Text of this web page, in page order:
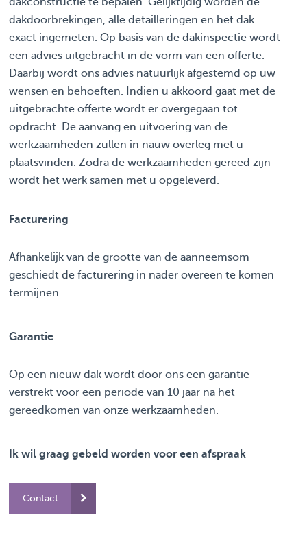
dakdoorbrekingen, alle detailleringen en het dak
exact ingemeten. Op basis van de dakinspectie wordt
een advies uitgebracht in de vorm van een offerte.
Daarbij wordt ons advies natuurlijk afgestemd op uw
wensen en behoeften. Indien u akkoord gaat met de
uitgebrachte offerte wordt er overgegaan tot
opdracht. De aanvang en uitvoering van de
werkzaamheden zullen in nauw overleg met u
plaatsvinden. Zodra de werkzaamheden gereed zijn
wordt het werk samen met u opgeleverd.
Facturering
Afhankelijk van de grootte van de aanneemsom
geschiedt de facturering in nader overeen te komen
termijnen.
Garantie
Op een nieuw dak wordt door ons een garantie
verstrekt voor een periode van 10 jaar na het
gereedkomen van onze werkzaamheden.
Ik wil graag gebeld worden voor een afspraak
Contact